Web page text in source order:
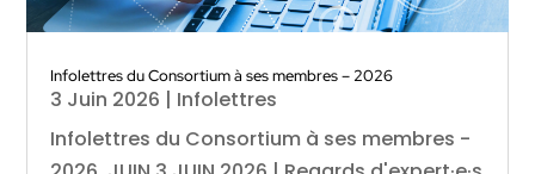
Infolettres du Consortium à ses membres – 2026
3 Juin 2026 | Infolettres
Infolettres du Consortium à ses membres -